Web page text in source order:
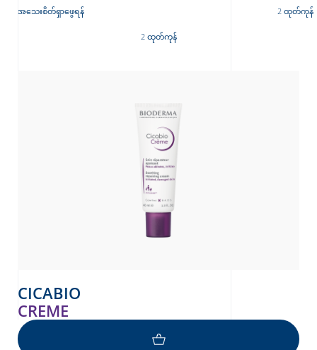
အသေးစိတ်ရှာဖွေရန် 2 ထုတ်ကုန်
2 ထုတ်ကုန်
CICABIO
CREME